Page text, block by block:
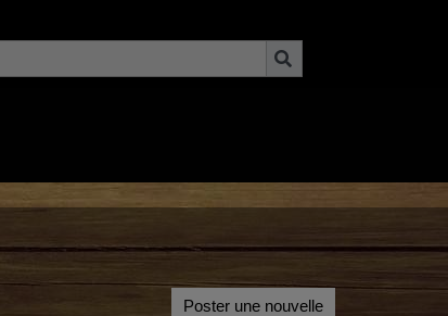
Poster une nouvelle